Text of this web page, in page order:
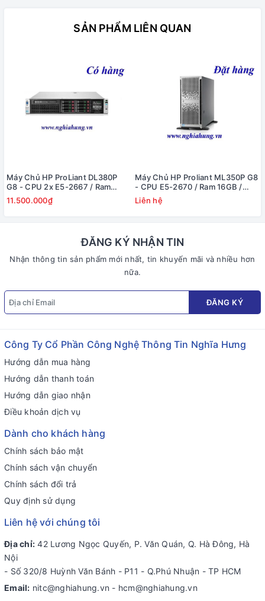
SẢN PHẨM LIÊN QUAN
Máy Chủ HP ProLiant DL380P
G8 - CPU 2x E5-2667 / Ram
16GB / Raid P420i / 2x PS
11.500.000₫
Máy Chủ HP Proliant ML350P G8
- CPU E5-2670 / Ram 16GB /
Raid P420i / DVD RW / 1x PS
Liên hệ
ĐĂNG KÝ NHẬN TIN
Nhận thông tin sản phẩm mới nhất, tin khuyến mãi và nhiều hơn
nữa.
ĐĂNG KÝ
Công Ty Cổ Phần Công Nghệ Thông Tin Nghĩa Hưng
Hướng dẫn mua hàng
Hướng dẫn thanh toán
Hướng dẫn giao nhận
Điều khoản dịch vụ
Dành cho khách hàng
Chính sách bảo mật
Chính sách vận chuyển
Chính sách đổi trả
Quy định sử dụng
Liên hệ với chúng tôi
Địa chỉ: 42 Lương Ngọc Quyến, P. Văn Quán, Q. Hà Đông, Hà
Nội
- Số 320/8 Huỳnh Văn Bánh - P11 - Q.Phú Nhuận - TP HCM
Email: nitc@nghiahung.vn - hcm@nghiahung.vn